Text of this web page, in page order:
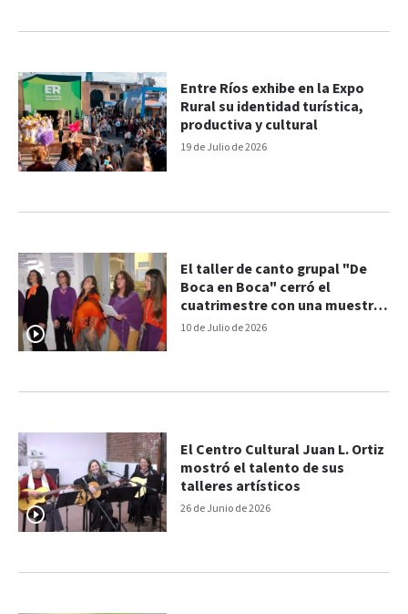
19 de Julio de 2026
Entre Ríos exhibe en la Expo
Rural su identidad turística,
productiva y cultural
10 de Julio de 2026
El taller de canto grupal "De
Boca en Boca" cerró el
cuatrimestre con una muestra
en Casa Grande
26 de Junio de 2026
El Centro Cultural Juan L. Ortiz
mostró el talento de sus
talleres artísticos